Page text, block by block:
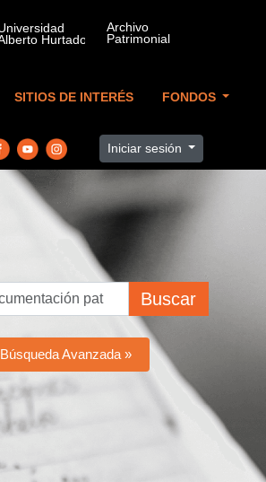
SITIOS DE INTERÉS FONDOS
Iniciar sesión
Buscar
Búsqueda Avanzada »